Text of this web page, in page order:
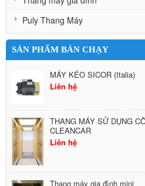
Puly Thang Máy
SẢN PHẨM BÁN CHẠY
MÁY KÉO SICOR (Italia)
Liên hệ
THANG MÁY SỬ DỤNG
CLEANCAR
Liên hệ
Thang máy gia đình mini